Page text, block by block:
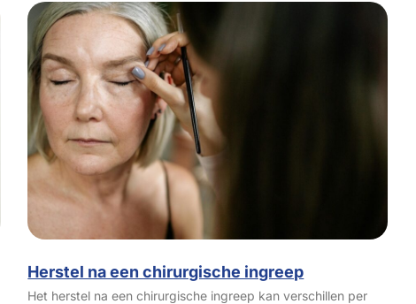
Herstel na een chirurgische ingreep
Het herstel na een chirurgische ingreep kan verschillen per